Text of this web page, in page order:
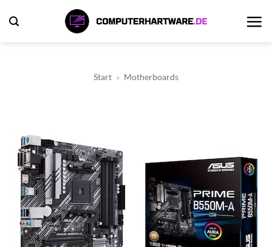
Inhalt
Start » Motherboards